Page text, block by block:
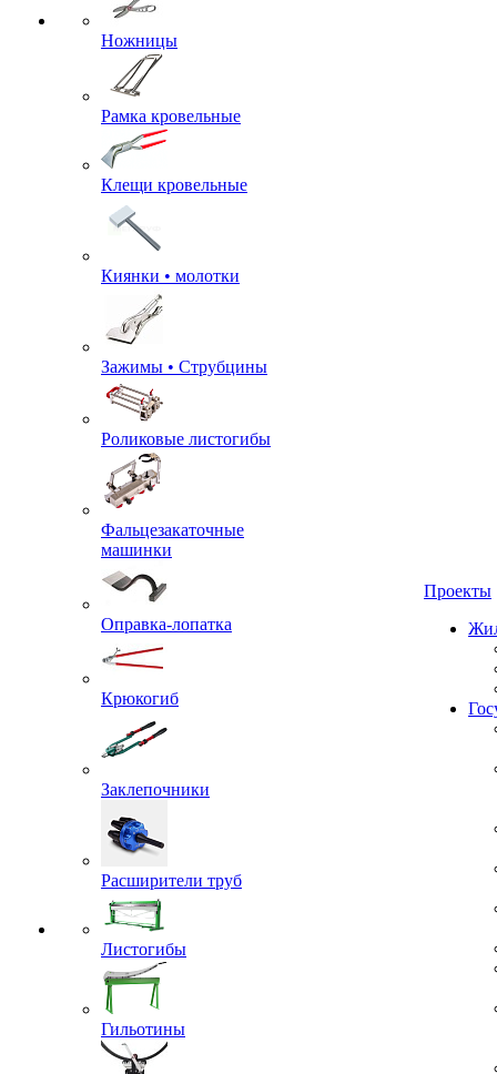
Ножницы
Рамка кровельные
Клещи кровельные
Киянки • молотки
Зажимы • Струбцины
Роликовые листогибы
Фальцезакаточные
машинки
Оправка-лопатка
Крюкогиб
Заклепочники
Расширители труб
Листогибы
Гильотины